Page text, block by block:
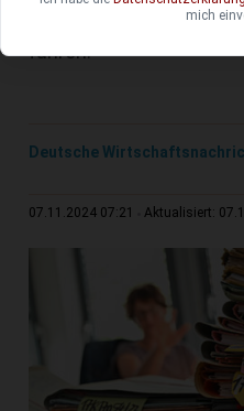
Aufwand oder anderen
führen.
Deutsche
07.11.2024 07:21 Aktualisiert:
mich